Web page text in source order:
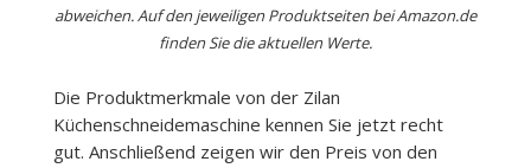
abweichen. Auf den jeweiligen Produktseiten bei Amazon.de
finden Sie die aktuellen Werte.
Die Produktmerkmale von der Zilan
Küchenschneidemaschine kennen Sie jetzt recht
gut. Anschließend zeigen wir den Preis von den